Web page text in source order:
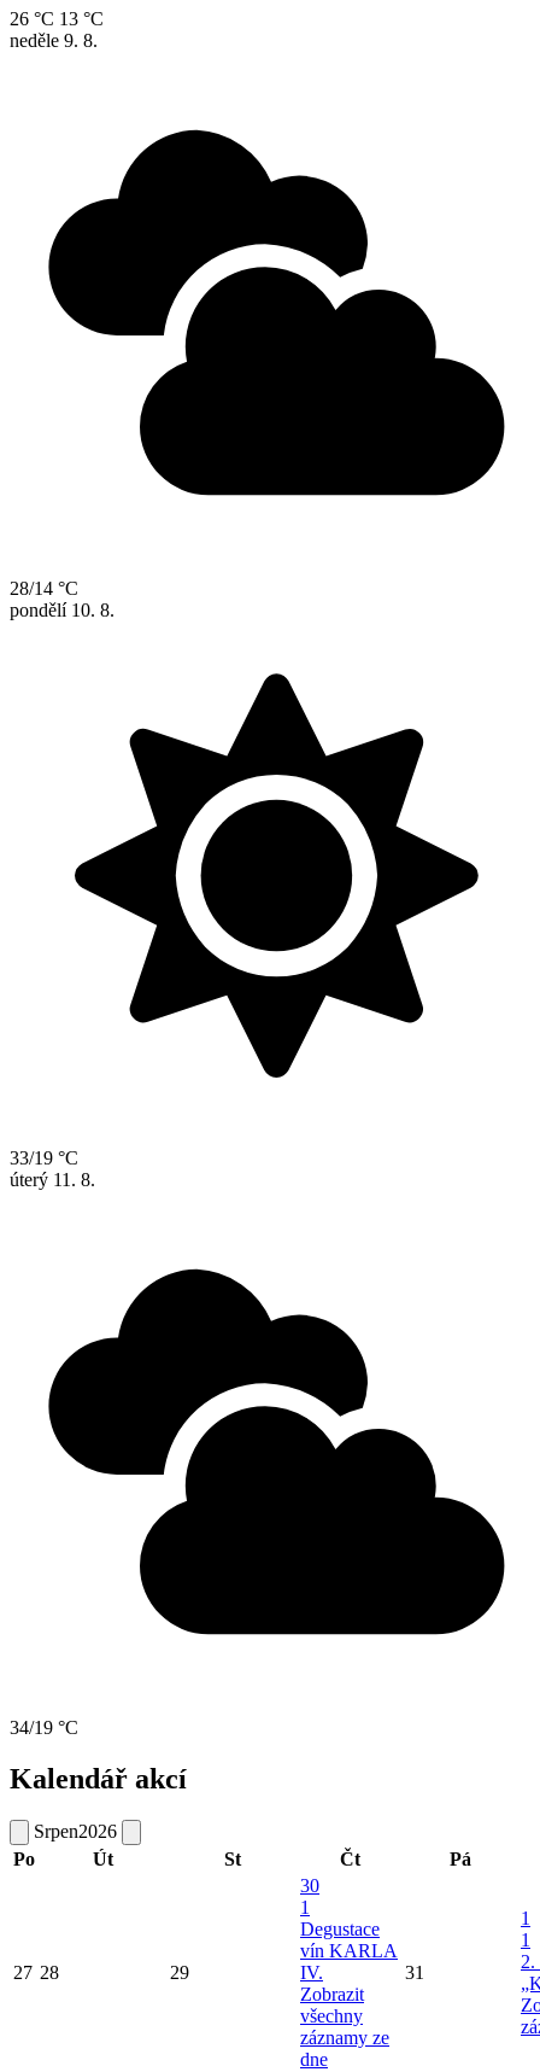
26 °C 13 °C
neděle 9. 8.
28/14 °C
pondělí 10. 8.
33/19 °C
úterý 11. 8.
34/19 °C
Kalendář akcí
Srpen2026
Po
Út St Čt Pá
27 28 29
30
1
Degustace
vín KARLA
IV.
Zobrazit
všechny
záznamy ze
dne
31
1
1
2.